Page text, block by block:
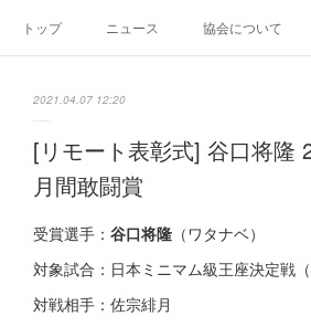
トップ ニュース 協会について
2021.04.07 12:20
[リモート表彰式] 谷口将隆
月間敢闘賞
受賞選手： 谷口将隆 （ワタナベ）
対象試合：日本ミニマム級王座決定戦（
対戦相手：佐宗緋月